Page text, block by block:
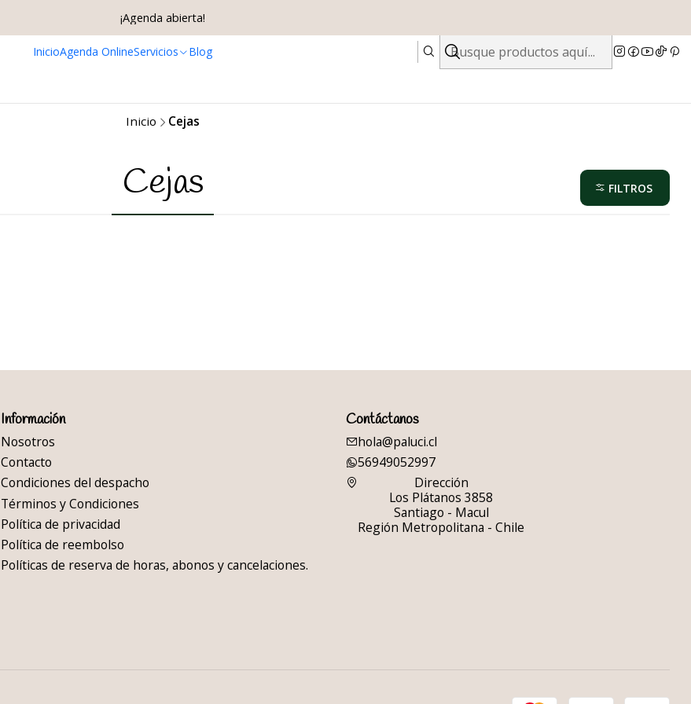
InicioAgenda OnlineServicios Blog
¡Agenda abierta!
Inicio Cejas
Cejas FILTROS
Información
Nosotros
Contacto
Condiciones del despacho
Términos y Condiciones
Política de privacidad
Política de reembolso
Políticas de reserva de horas, abonos y cancelaciones.
Contáctanos
hola@paluci.cl
56949052997
Dirección
Los Plátanos 3858
Santiago - Macul
Región Metropolitana - Chile